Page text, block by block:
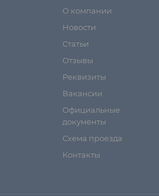
О компании
Новости
Статьи
Отзывы
Реквизиты
Вакансии
Официальные
документы
Схема проезда
Контакты